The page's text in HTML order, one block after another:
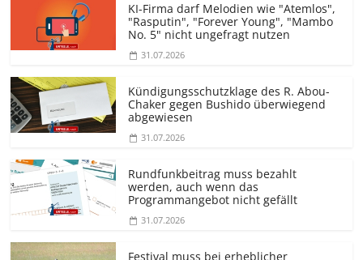
KI-Firma darf Melodien wie "Atemlos",
"Rasputin", "Forever Young", "Mambo
No. 5" nicht ungefragt nutzen
31.07.2026
Kündigungs­schutzklage des R. Abou-
Chaker gegen Bushido überwiegend
abgewiesen
31.07.2026
Rundfunkbeitrag muss bezahlt
werden, auch wenn das
Programmangebot nicht gefällt
31.07.2026
Festival muss bei erheblicher